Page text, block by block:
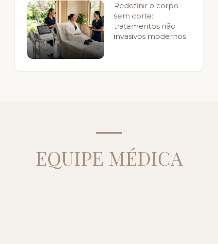
Redefinir o corpo
sem corte:
tratamentos não
invasivos modernos
EQUIPE MÉDICA